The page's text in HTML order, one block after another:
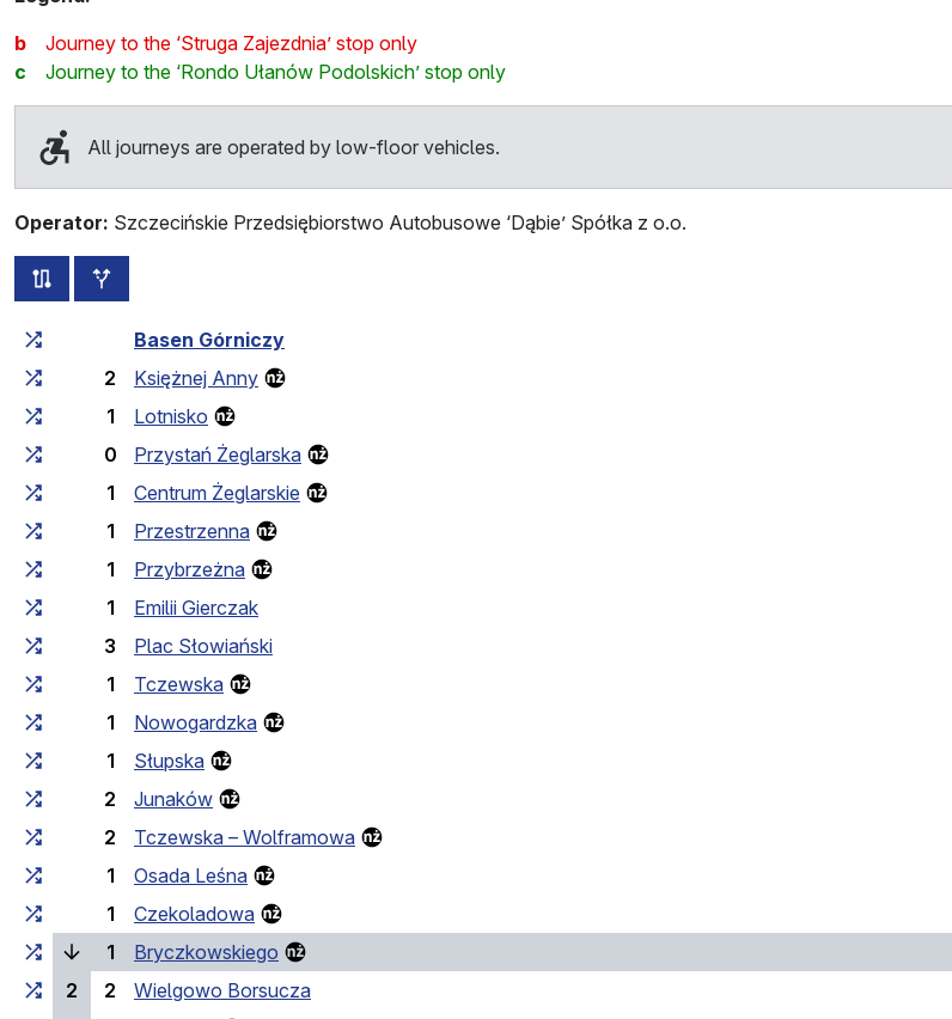
b
Journey to the ‘Struga Zajezdnia’ stop only
c
Journey to the ‘Rondo Ułanów Podolskich’ stop only
All journeys are operated by low-floor vehicles.
Operator: Szczecińskie Przedsiębiorstwo Autobusowe ‘Dąbie’ Spółka z o.o.
all routes of this line
Cumulative travel time Travel time between stops
Basen Górniczy
2
Księżnej Anny
1
Lotnisko
0
Przystań Żeglarska
1
Centrum Żeglarskie
1
Przestrzenna
1
Przybrzeżna
1
Emilii Gierczak
3
Plac Słowiański
1
Tczewska
1
Nowogardzka
1
Słupska
2
Junaków
2
Tczewska – Wolframowa
1
Osada Leśna
1
Czekoladowa
1
Bryczkowskiego
2
2
Wielgowo Borsucza